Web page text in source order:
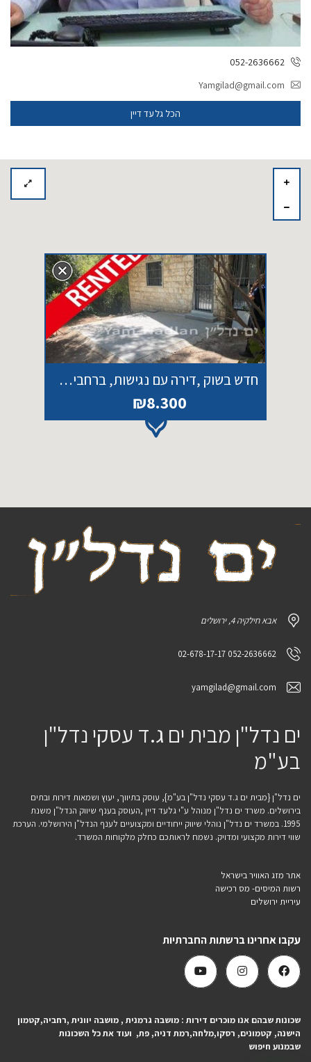
052-2636662
Yamgilad@gmail.com
הכל גלעד דיין
חדש בשוק ,דירה עם נגישות, ברחביה הקלאסית ברחוב חד כיווני
₪8.300
אבא חילקיה 4, ירושלים
052-2636662 02-678-17-17
yamgilad@gmail.com
ים נדל"ן מבית ים ג.ד עסקי נדל"ן
בע"מ
ים נדל"ן {מבית ים ג.ד עסקי נדל"ן בע"מ}, עוסק בתיווך, יעוץ ושמאות דירות ובתים
בירושלים. משרד ים נדל"ן מנוהל ע"י גלעד דיין ,העוסק בענף שיווק הנדל"ן משנת
1995. במשרד ים נדל"ן נוהלי שיווק ייחודיים ומקצועיים לענף הנדל"ן הירושלמי. הערכת
שווי דירות מקצועי ומדויק. נשמח לראותכם כחלק מלקוחות המשרד.
אתר מזג האוויר בישראל
רשות המיסים- מס רכישה
עיריית ירושלים
עקבו אחרינו ברשתות החברתיות
שכונות שבהם אנו מוכרים דירות : מושבה גרמנית , מושבה יוונית ,רחביה,קטמון
הישנה, קטמונים, רסקו,מלחה,רמת דניה, פת, ועוד את כל השכונות
שבמנוע חיפוש